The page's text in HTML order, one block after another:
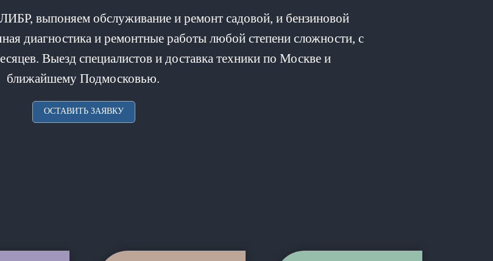
выпоняем обслуживание и ремонт садовой, и бензиновой
диагностика и ремонтные работы любой степени сложности, с
Выезд специалистов и доставка техники по Москве и
ближайшему Подмосковью.
ОСТАВИТЬ ЗАЯВКУ